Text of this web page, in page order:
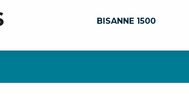
BISANNE 1500